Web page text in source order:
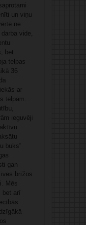
un viņu
ne
vide,
bet
telpas
36
ar
telpām.
ieguvēji
buks”
gan
brīžos
Mēs
bet arī